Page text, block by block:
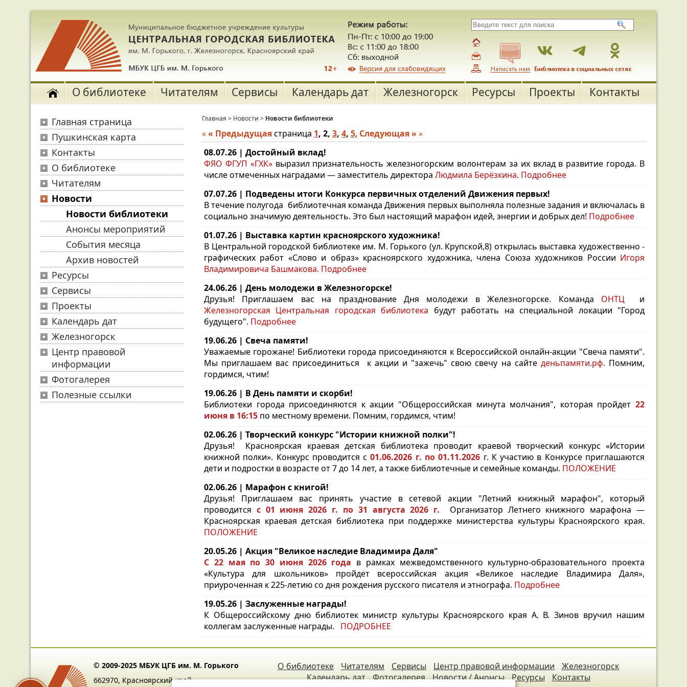
О библиотеке Читателям Сервисы Календарь дат Железногорск Ресурсы Проекты Контакты
Главная страница
Пушкинская карта
Контакты
О библиотеке
Читателям
Новости
Новости библиотеки
Анонсы мероприятий
События месяца
Архив новостей
Ресурсы
Сервисы
Проекты
Календарь дат
Железногорск
Центр правовой
информации
Фотогалерея
Полезные ссылки
Главная > Новости > Новости библиотеки
«« Предыдущаястраница 1, 2, 3, 4, 5, Следующая » »
08.07.26 | Достойный вклад!
ФЯО ФГУП «ГХК»выразил признательность железногорским волонтерам за их вклад в развитие города. В
числе отмеченных наградами — заместитель директора Людмила Берёзкина. Подробнее
07.07.26 | Подведены итоги Конкурса первичных отделений Движения первых!
В течение полугода библиотечная командаДвижения первых выполняла полезные задания и включалась в
социально значимую деятельность. Это был настоящий марафон идей, энергии и добрых дел! Подробнее
01.07.26 | Выставка картин красноярского художника!
В Центральной городской библиотеке им. М. Горького (ул. Крупской,8) открылась выставка художественно -
графических работ «Слово и образ» красноярского художника, члена Союза художников России Игоря
Владимировича Башмакова. Подробнее
24.06.26 | День молодежи в Железногорске!
Друзья! Приглашаем вас на празднование Дня молодежи в Железногорске. Команда ОНТЦ и
Железногорская Центральная городская библиотека будут работать на специальной локации "Город
будущего". Подробнее
19.06.26 | Свеча памяти!
Уважаемые горожане! Библиотеки города присоединяются к Всероссийской онлайн-акции "Свеча памяти".
Мы приглашаем вас присоединиться к акции и "зажечь" свою свечу на сайте деньпамяти.рф. Помним,
гордимся, чтим!
19.06.26 | В День памяти и скорби!
Библиотеки города присоединяются к акции "Общероссийская минута молчания", которая пройдет 22
июня в 16:15 по местному времени. Помним, гордимся, чтим!
02.06.26 | Творческий конкурс "Истории книжной полки"!
Друзья! Красноярская краевая детская библиотека проводит краевой творческий конкурс «Истории
книжной полки». Конкурс проводится с01.06.2026 г. по 01.11.2026 г. К участию в Конкурсе приглашаются
дети и подростки в возрасте от 7 до 14 лет, а также библиотечные и семейные команды. ПОЛОЖЕНИЕ
02.06.26 | Марафон с книгой!
Друзья! Приглашаем вас принять участие в сетевой акции "Летний книжный марафон", который
проводится с 01 июня 2026 г. по 31 августа 2026 г. Организатор Летнего книжного марафона —
Красноярская краевая детская библиотека при поддержке министерства культуры Красноярского края.
ПОЛОЖЕНИЕ
20.05.26 | Акция "Великое наследие Владимира Даля"
С 22 мая по 30 июня 2026 года в рамках межведомственного культурно-образовательного проекта
«Культура для школьников» пройдет всероссийская акция «Великое наследие Владимира Даля»,
приуроченная к 225-летию со дня рождения русского писателя и этнографа. Подробнее
19.05.26 | Заслуженные награды!
К Общероссийскому дню библиотек министр культуры Красноярского края А. В. Зинов вручил нашим
коллегам заслуженные награды.
ПОДРОБНЕЕ
© 2009-2025 МБУК ЦГБ им. М. Горького
662970, Красноярский край,
О библиотеке Читателям Сервисы Центр правовой информации
Железногорск
Календарь дат
Фотогалерея Новости / Анонсы Ресурсы Контакты